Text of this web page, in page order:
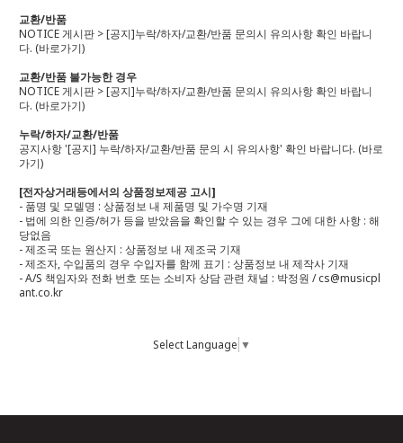
교환/반품
NOTICE 게시판 > [공지]누락/하자/교환/반품 문의시 유의사항 확인 바랍니
다. (바로가기)
교환/반품 불가능한 경우
NOTICE 게시판 > [공지]누락/하자/교환/반품 문의시 유의사항 확인 바랍니
다. (바로가기)
누락/하자/교환/반품
공지사항 '[공지] 누락/하자/교환/반품 문의 시 유의사항' 확인 바랍니다. (바로
가기)
[전자상거래등에서의 상품정보제공 고시]
- 품명 및 모델명 : 상품정보 내 제품명 및 가수명 기재
- 법에 의한 인증/허가 등을 받았음을 확인할 수 있는 경우 그에 대한 사항 : 해
당없음
- 제조국 또는 원산지 : 상품정보 내 제조국 기재
- 제조자, 수입품의 경우 수입자를 함께 표기 : 상품정보 내 제작사 기재
- A/S 책임자와 전화 번호 또는 소비자 상담 관련 채널 : 박정원 / cs@musicpl
ant.co.kr
Select Language ▼